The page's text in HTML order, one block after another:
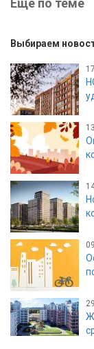
Ещё по теме
Выбираем